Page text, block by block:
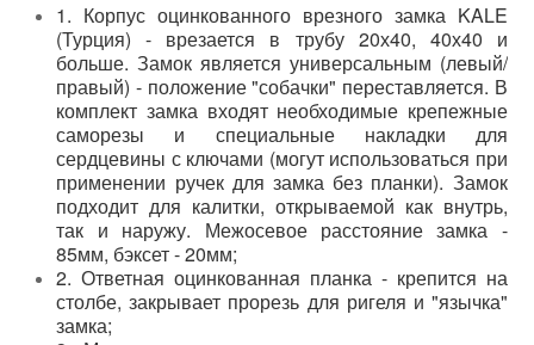
Утепление дома
Пленки изоляционные
Электрика
Электрические тёплые полы
Теплицы, системы полива
Поликарбонат
Элементы отделки
1. Корпус оцинкованного врезного замка KALE
(Турция) - врезается в трубу 20х40, 40х40 и
больше. Замок является универсальным (левый/
правый) - положение "собачки" переставляется. В
комплект замка входят необходимые крепежные
саморезы и специальные накладки для
сердцевины с ключами (могут использоваться при
применении ручек для замка без планки). Замок
подходит для калитки, открываемой как внутрь,
так и наружу. Межосевое расстояние замка -
85мм, бэксет - 20мм;
2. Ответная оцинкованная планка - крепится на
столбе, закрывает прорезь для ригеля и "язычка"
замка;